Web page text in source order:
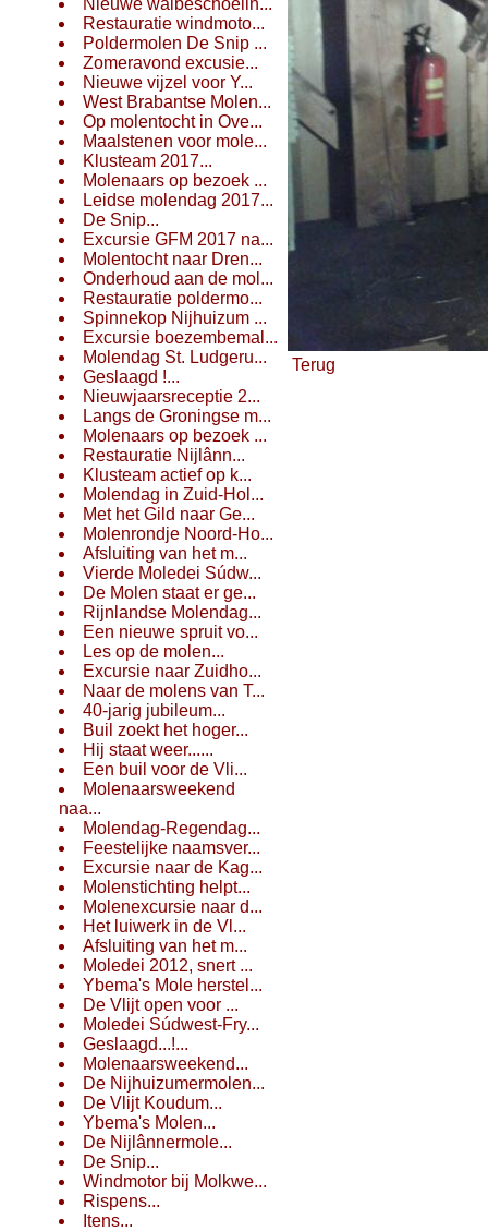
Nieuwe walbeschoeiin...
Restauratie windmoto...
Poldermolen De Snip ...
Zomeravond excusie...
Nieuwe vijzel voor Y...
West Brabantse Molen...
Op molentocht in Ove...
Maalstenen voor mole...
Klusteam 2017...
Molenaars op bezoek ...
Leidse molendag 2017...
De Snip...
Excursie GFM 2017 na...
Molentocht naar Dren...
Onderhoud aan de mol...
Restauratie poldermo...
Spinnekop Nijhuizum ...
Excursie boezembemal...
Molendag St. Ludgeru...
Geslaagd !...
Nieuwjaarsreceptie 2...
Langs de Groningse m...
Molenaars op bezoek ...
Restauratie Nijlânn...
Klusteam actief op k...
Molendag in Zuid-Hol...
Met het Gild naar Ge...
Molenrondje Noord-Ho...
Afsluiting van het m...
Vierde Moledei Súdw...
De Molen staat er ge...
Rijnlandse Molendag...
Een nieuwe spruit vo...
Les op de molen...
Excursie naar Zuidho...
Naar de molens van T...
40-jarig jubileum...
Buil zoekt het hoger...
Hij staat weer......
Een buil voor de Vli...
Molenaarsweekend
naa...
Molendag-Regendag...
Feestelijke naamsver...
Excursie naar de Kag...
Molenstichting helpt...
Molenexcursie naar d...
Het luiwerk in de Vl...
Afsluiting van het m...
Moledei 2012, snert ...
Ybema's Mole herstel...
De Vlijt open voor ...
Moledei Súdwest-Fry...
Geslaagd...!...
Molenaarsweekend...
De Nijhuizumermolen...
De Vlijt Koudum...
Ybema's Molen...
De Nijlânnermole...
De Snip...
Windmotor bij Molkwe...
Rispens...
Itens...
Terug